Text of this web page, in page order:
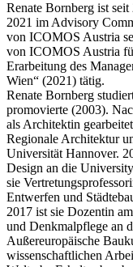
Renate Bornberg ist
2021 im Advisory
von ICOMOS Austria
von ICOMOS Austria
Erarbeitung des
Wien“ (2021) tätig.
Renate Bornberg
promovierte (2003).
als Architektin
Regionale Architektur
Universität Hannover.
Design an die
sie
Entwerfen und
2017 ist sie Dozentin
und Denkmalpflege an
Außereuropäische
wissenschaftlichen